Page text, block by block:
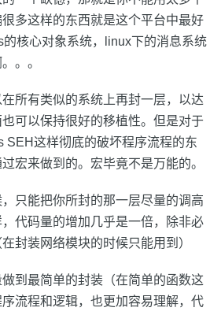
多这样的东西就是这个平台中最好
核心对象系统，linux下的消息系统
。。
所有类似的系统上再封一层，以达
可以保持很好的移植性。但是对于
SEH这样彻底的破坏程序流程的东
宏来做到的。宏毕竟不是万能的。
只能把你所封的那一层尽量的调高
代码量的增加几乎是一倍，除非必
封装网络模块的时候只能用到）
到最简单的封装（在简单的函数这
流程和逻辑，也更加容易理解，代